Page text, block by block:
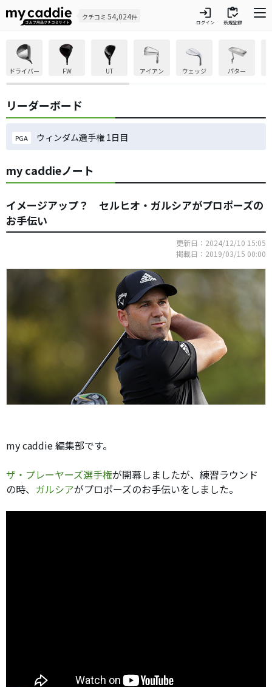
クチコミ 54,024件 login
ログイン
inventory
新規登録
ドライバー FW UT アイアン ウェッジ パター
リーダーボード
PGA ウィンダム選手権 1日目
my caddieノート
イメージアップ？ セルヒオ・ガルシアがプロポーズの
お手伝い
更新日：2024/12/10 15:05
掲載日：2019/03/15 00:00
my caddie 編集部です。
ザ・プレーヤーズ選手権が開幕しましたが、練習ラウンド
の時、 ガルシアがプロポーズのお手伝いをしました。